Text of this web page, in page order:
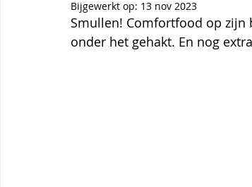
Themagerechten Tips Thermomix
Bijgewerkt op: 13 nov 2023
Smullen! Comfortfood op zijn
onder het gehakt. En nog